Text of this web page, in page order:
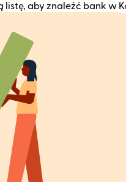
listę, aby znaleźć bank w